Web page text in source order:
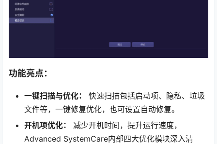
功能亮点：
一键扫描与优化：
快速扫描包括启动项、隐私、垃圾
文件等，一键修复优化，也可设置自动修复。
开机项优化：
减少开机时间，提升运行速度，
Advanced SystemCare内部四大优化模块深入清